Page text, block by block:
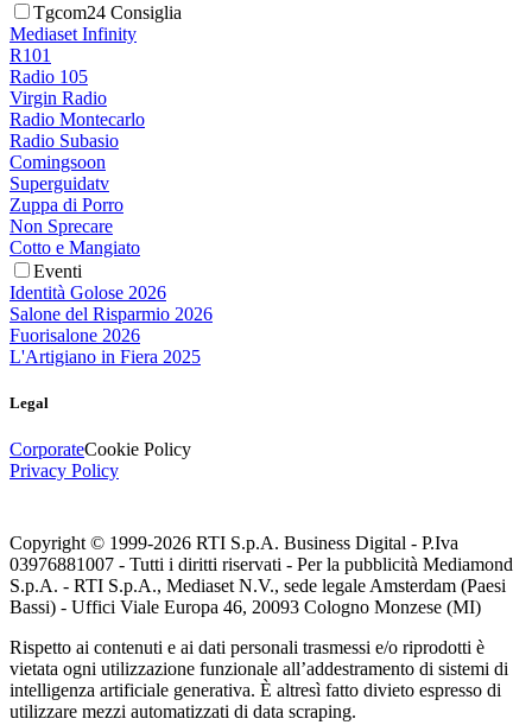
Tgcom24 Consiglia
Mediaset Infinity
R101
Radio 105
Virgin Radio
Radio Montecarlo
Radio Subasio
Comingsoon
Superguidatv
Zuppa di Porro
Non Sprecare
Cotto e Mangiato
Eventi
Identità Golose 2026
Salone del Risparmio 2026
Fuorisalone 2026
L'Artigiano in Fiera 2025
Legal
CorporateCookie Policy
Privacy Policy
Copyright © 1999-2026 RTI S.p.A. Business Digital - P.Iva
03976881007 - Tutti i diritti riservati - Per la pubblicità Mediamond
S.p.A. - RTI S.p.A., Mediaset N.V., sede legale Amsterdam (Paesi
Bassi) - Uffici Viale Europa 46, 20093 Cologno Monzese (MI)
Rispetto ai contenuti e ai dati personali trasmessi e/o riprodotti è
vietata ogni utilizzazione funzionale all’addestramento di sistemi di
intelligenza artificiale generativa. È altresì fatto divieto espresso di
utilizzare mezzi automatizzati di data scraping.